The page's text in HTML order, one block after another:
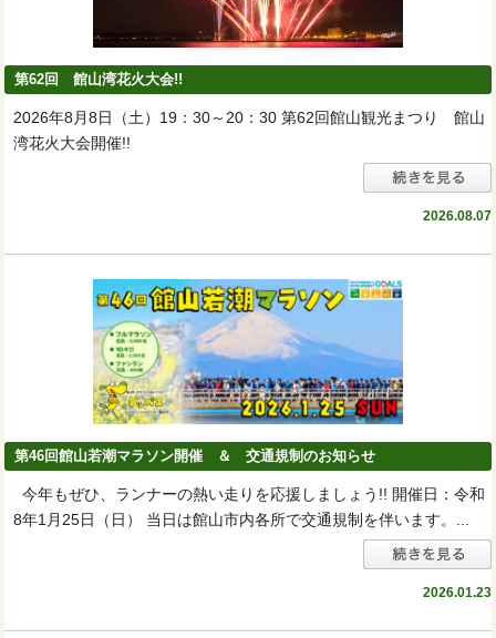
第62回 館山湾花火大会!!
2026年8月8日（土）19：30～20：30 第62回館山観光まつり 館山
湾花火大会開催!!
2026.08.07
第46回館山若潮マラソン開催 ＆ 交通規制のお知らせ
今年もぜひ、ランナーの熱い走りを応援しましょう!! 開催日：令和
8年1月25日（日） 当日は館山市内各所で交通規制を伴います。...
2026.01.23